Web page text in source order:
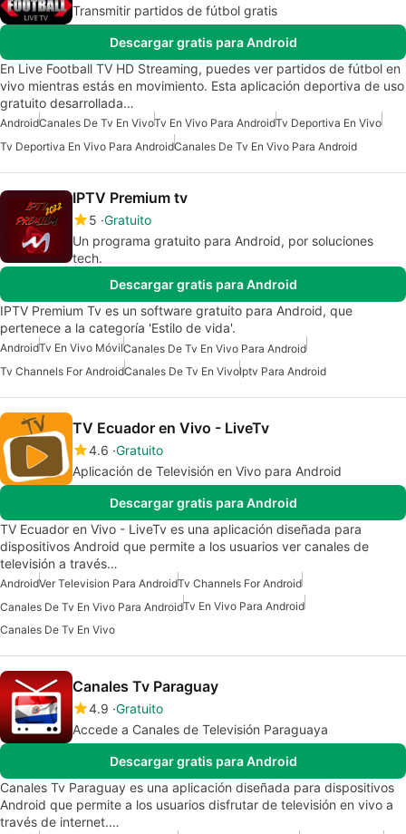
Transmitir partidos de fútbol gratis
Descargar gratis para Android
En Live Football TV HD Streaming, puedes ver partidos de fútbol en
vivo mientras estás en movimiento. Esta aplicación deportiva de uso
gratuito desarrollada…
AndroidCanales De Tv En VivoTv En Vivo Para AndroidTv Deportiva En Vivo
Tv Deportiva En Vivo Para AndroidCanales De Tv En Vivo Para Android
IPTV Premium tv
5 Gratuito
Un programa gratuito para Android, por soluciones
tech.
Descargar gratis para Android
IPTV Premium Tv es un software gratuito para Android, que
pertenece a la categoría 'Estilo de vida'.
AndroidTv En Vivo MóvilCanales De Tv En Vivo Para Android
Tv Channels For AndroidCanales De Tv En VivoIptv Para Android
TV Ecuador en Vivo - LiveTv
4.6 Gratuito
Aplicación de Televisión en Vivo para Android
Descargar gratis para Android
TV Ecuador en Vivo - LiveTv es una aplicación diseñada para
dispositivos Android que permite a los usuarios ver canales de
televisión a través…
AndroidVer Television Para AndroidTv Channels For Android
Canales De Tv En Vivo Para AndroidTv En Vivo Para Android
Canales De Tv En Vivo
Canales Tv Paraguay
4.9 Gratuito
Accede a Canales de Televisión Paraguaya
Descargar gratis para Android
Canales Tv Paraguay es una aplicación diseñada para dispositivos
Android que permite a los usuarios disfrutar de televisión en vivo a
través de internet.…